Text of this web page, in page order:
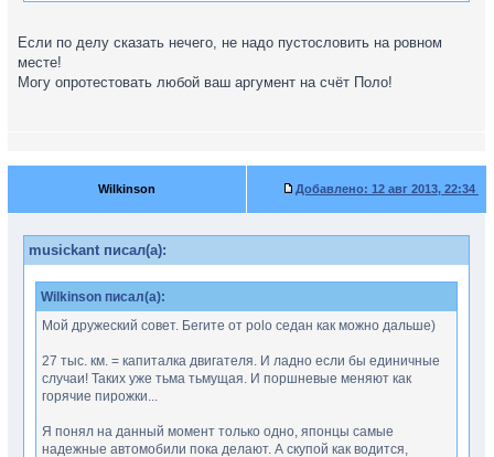
Если по делу сказать нечего, не надо пустословить на ровном
месте!
Могу опротестовать любой ваш аргумент на счёт Поло!
Wilkinson Добавлено: 12 авг 2013, 22:34
musickant писал(а):
Wilkinson писал(а):
Мой дружеский совет. Бегите от polo седан как можно дальше)
27 тыс. км. = капиталка двигателя. И ладно если бы единичные
случаи! Таких уже тьма тьмущая. И поршневые меняют как
горячие пирожки...
Я понял на данный момент только одно, японцы самые
надежные автомобили пока делают. А скупой как водится,